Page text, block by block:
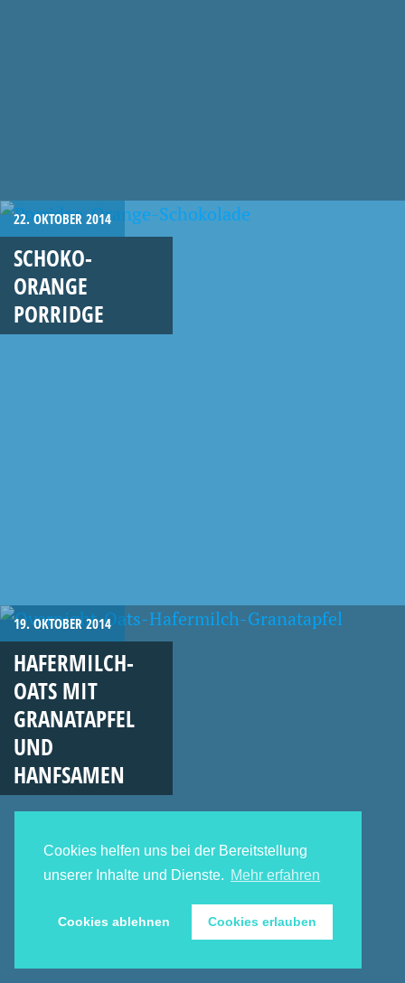
Cookies helfen uns bei der Bereitstellung
unserer Inhalte und Dienste. Mehr erfahren
Cookies ablehnen Cookies erlauben
22. OKTOBER 2014
SCHOKO-
ORANGE
PORRIDGE
19. OKTOBER 2014
HAFERMILCH-
OATS MIT
GRANATAPFEL
UND
HANFSAMEN